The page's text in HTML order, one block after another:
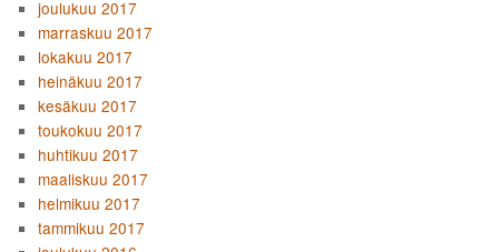
joulukuu 2017
marraskuu 2017
lokakuu 2017
heinäkuu 2017
kesäkuu 2017
toukokuu 2017
huhtikuu 2017
maaliskuu 2017
helmikuu 2017
tammikuu 2017